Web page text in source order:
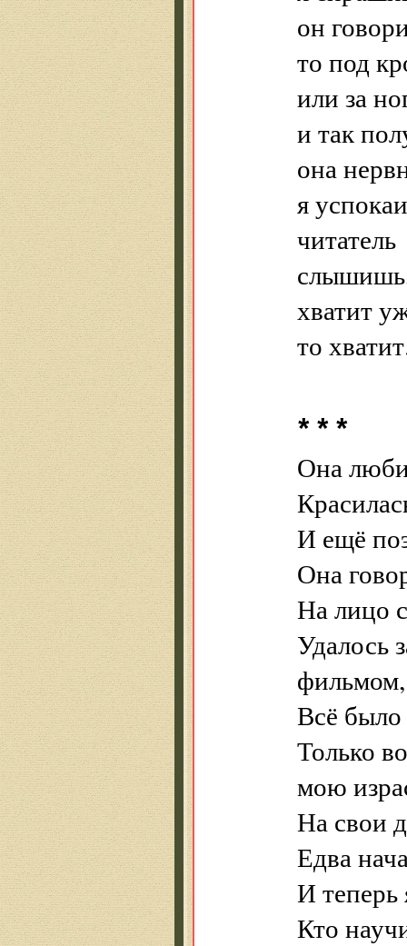
он
то под
или за
и так
она
я
читатель
хватит
то
* * *
Она
И ещё
Она
На лицо
Удалось
фильмом,
Всё было
Только
мою
На свои
Едва
И
Кто